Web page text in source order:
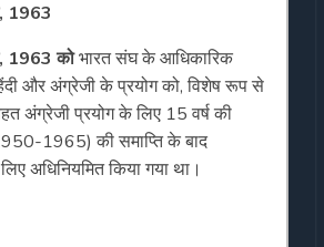
1963
1963 कोभारत संघ के आधिकारिक
और अंग्रेजी के प्रयोग को, विशेष रूप से
अंग्रेजी प्रयोग के लिए 15 वर्ष की
1965) की समाप्ति के बाद
अधिनियमित किया गया था।